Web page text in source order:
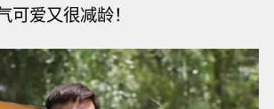
可爱又很减龄！